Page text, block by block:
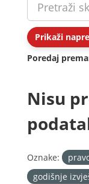
Prikaži
Poredaj prema
Nisu
Oznake:
godišnje